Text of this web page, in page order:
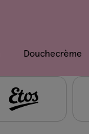
Douchecrème